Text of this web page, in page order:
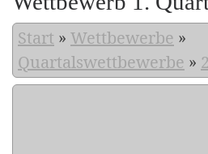
Start » Wettbewerbe »
Quartalswettbewerbe »